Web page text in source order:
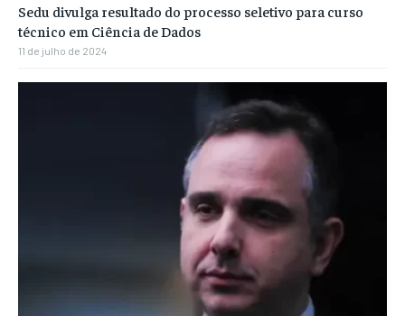
Sedu divulga resultado do processo seletivo para curso
técnico em Ciência de Dados
11 de julho de 2024